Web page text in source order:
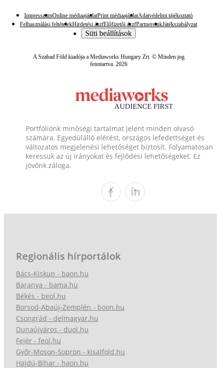
ImpresszumOnline médiaajánlatPrint médiaajánlatAdatvédelmi tájékoztató
Felhasználási feltételekHirdetési ászfElőfizetői ászfPartnereinkJátékszabályzat
Süti beállítások
A Szabad Föld kiadója a Mediaworks Hungary Zrt. © Minden jog
fenntartva. 2026
Portfóliónk minőségi tartalmat jelent minden olvasó
számára. Egyedülálló elérést, országos lefedettséget és
változatos megjelenési lehetőséget biztosít. Folyamatosan
keressük az új irányokat és fejlődési lehetőségeket. Ez
jövőnk záloga.
Regionális hírportálok
Bács-Kiskun - baon.hu
Baranya - bama.hu
Békés - beol.hu
Borsod-Abaúj-Zemplén - boon.hu
Csongrád - delmagyar.hu
Dunaújváros - duol.hu
Fejér - feol.hu
Győr-Moson-Sopron - kisalfold.hu
Hajdú-Bihar - haon.hu